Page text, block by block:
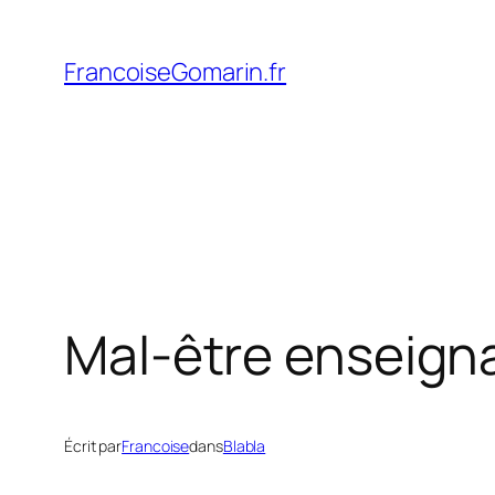
contenu
FrancoiseGomarin.fr
Mal-être
Écrit parFrancoisedansBlabla